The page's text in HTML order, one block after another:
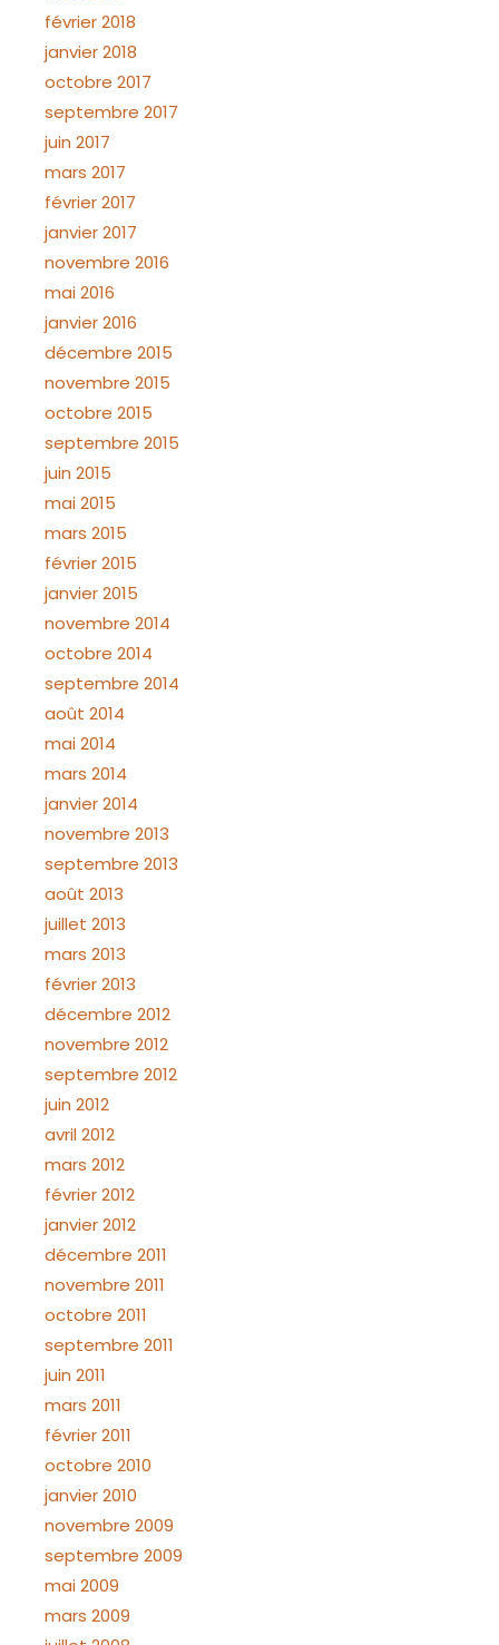
février 2018
janvier 2018
octobre 2017
septembre 2017
juin 2017
mars 2017
février 2017
janvier 2017
novembre 2016
mai 2016
janvier 2016
décembre 2015
novembre 2015
octobre 2015
septembre 2015
juin 2015
mai 2015
mars 2015
février 2015
janvier 2015
novembre 2014
octobre 2014
septembre 2014
août 2014
mai 2014
mars 2014
janvier 2014
novembre 2013
septembre 2013
août 2013
juillet 2013
mars 2013
février 2013
décembre 2012
novembre 2012
septembre 2012
juin 2012
avril 2012
mars 2012
février 2012
janvier 2012
décembre 2011
novembre 2011
octobre 2011
septembre 2011
juin 2011
mars 2011
février 2011
octobre 2010
janvier 2010
novembre 2009
septembre 2009
mai 2009
mars 2009